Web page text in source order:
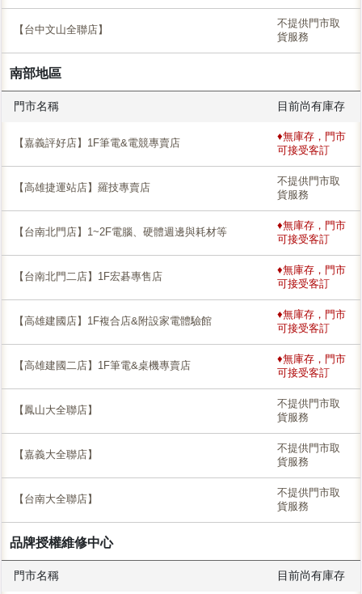
【台中文山全聯店】
不提供門市取
貨服務
南部地區
門市名稱 目前尚有庫存
【嘉義評好店】1F筆電&電競專賣店
♦無庫存，門市
可接受客訂
【高雄捷運站店】羅技專賣店
不提供門市取
貨服務
【台南北門店】1~2F電腦、硬體週邊與耗材等
♦無庫存，門市
可接受客訂
【台南北門二店】1F宏碁專售店
♦無庫存，門市
可接受客訂
【高雄建國店】1F複合店&附設家電體驗館
♦無庫存，門市
可接受客訂
【高雄建國二店】1F筆電&桌機專賣店
♦無庫存，門市
可接受客訂
【鳳山大全聯店】
不提供門市取
貨服務
【嘉義大全聯店】
不提供門市取
貨服務
【台南大全聯店】
不提供門市取
貨服務
品牌授權維修中心
門市名稱 目前尚有庫存